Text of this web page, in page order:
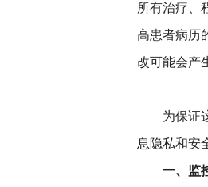
所有治疗、
高患者病历
改可能会产
为保证
息隐私和安
一、监